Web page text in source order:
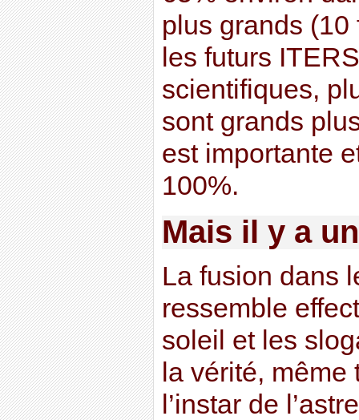
plus grands
les futurs
scientifiques,
sont grands
est importante
100%.
Mais il y a
La fusion dans
ressemble
soleil et les
la vérité,
l’instar de